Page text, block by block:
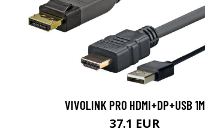
VIVOLINK PRO HDMI+DP+USB 1M
37.1 EUR